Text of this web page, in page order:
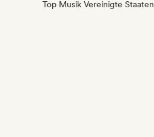
Top Musik Vereinigte Staaten